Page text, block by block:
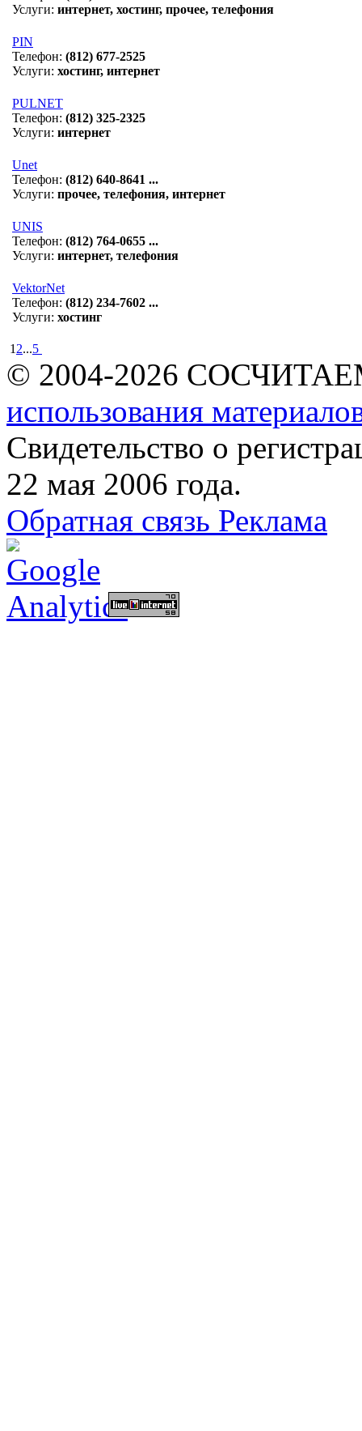
Услуги: интернет, хостинг, прочее, телефония
PIN
Телефон: (812) 677-2525
Услуги: хостинг, интернет
PULNET
Телефон: (812) 325-2325
Услуги: интернет
Unet
Телефон: (812) 640-8641 ...
Услуги: прочее, телефония, интернет
UNIS
Телефон: (812) 764-0655 ...
Услуги: интернет, телефония
VektorNet
Телефон: (812) 234-7602 ...
Услуги: хостинг
12...5
© 2004-2026
использования
Свидетельство о
22 мая 2006 года.
Обратная связь Реклама